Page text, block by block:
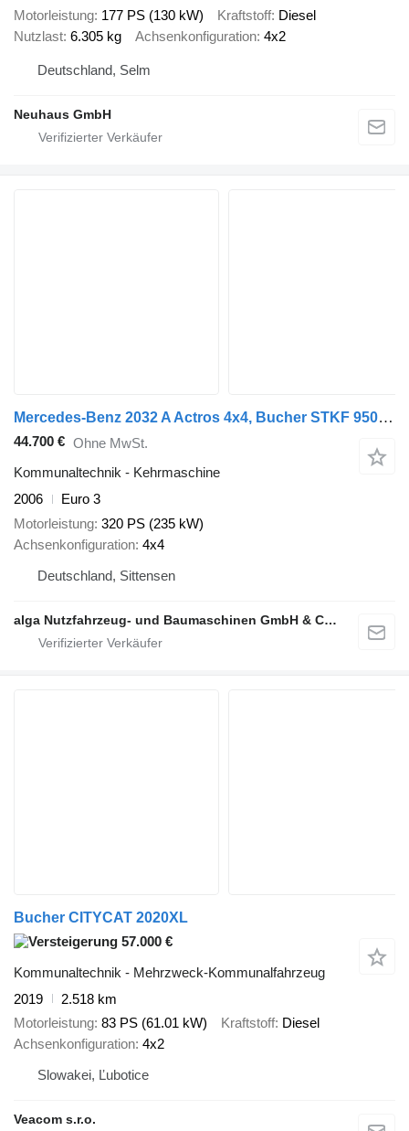
Motorleistung 177 PS (130 kW) Kraftstoff Diesel
Nutzlast 6.305 kg Achsenkonfiguration 4x2
Deutschland, Selm
Neuhaus GmbH
Mercedes-Benz 2032 A Actros 4x4, Bucher STKF 9500, Airport, AC
44.700 € Ohne MwSt.
Kommunaltechnik - Kehrmaschine
2006
Euro 3
Motorleistung 320 PS (235 kW)
Achsenkonfiguration 4x4
Deutschland, Sittensen
alga Nutzfahrzeug- und Baumaschinen GmbH & Co. KG
Bucher CITYCAT 2020XL
57.000 €
Kommunaltechnik - Mehrzweck-Kommunalfahrzeug
2019
2.518 km
Motorleistung 83 PS (61.01 kW) Kraftstoff Diesel
Achsenkonfiguration 4x2
Slowakei, Ľubotice
Veacom s.r.o.